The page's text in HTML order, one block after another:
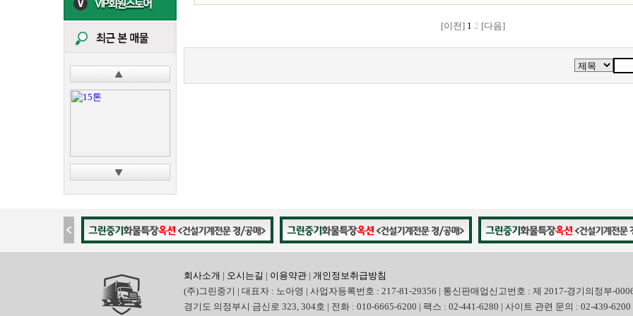
[이전] 1 2 [다음]
회사소개 | 오시는길 | 이용약관| 개인정보취급방침
(주)그린중기 | 대표자 : 노아영 | 사업자등록번호 : 217-81-29356 | 통신판매업신고번호 : 제 2017-경기의정부-
경기도 의정부시 금신로 323, 304호 | 전화 : 010-6665-6200 | 팩스 : 02-441-6280 | 사이트 관련 문의 : 02-439-6200